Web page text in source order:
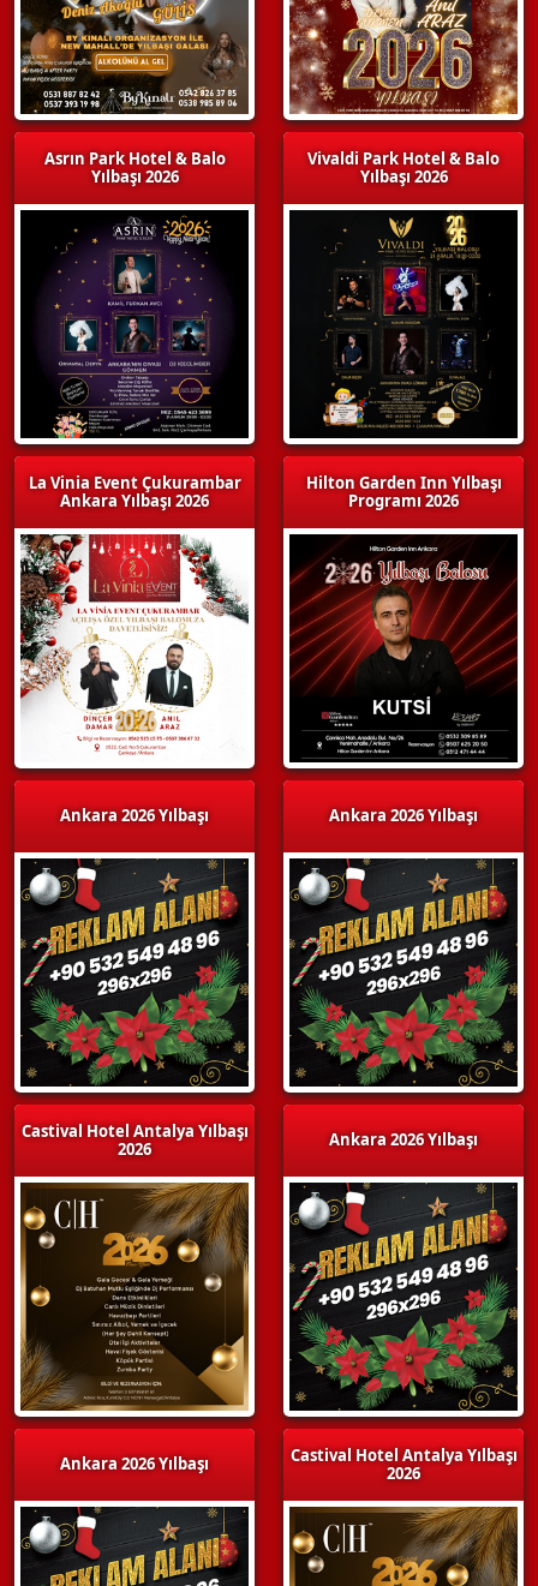
Asrın Park Hotel & Balo
Yılbaşı 2026
La Vinia Event Çukurambar
Ankara Yılbaşı 2026
Ankara 2026 Yılbaşı
Castival Hotel Antalya Yılbaşı
2026
Ankara 2026 Yılbaşı
Vivaldi Park Hotel & Balo
Yılbaşı 2026
Hilton Garden Inn Yılbaşı
Programı 2026
Ankara 2026 Yılbaşı
Ankara 2026 Yılbaşı
Castival Hotel Antalya Yılbaşı
2026